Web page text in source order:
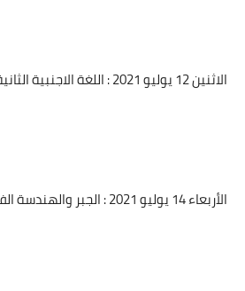
الاثنين 12 يوليو 2021 : اللغة الاجنبية الثانية
الأربعاء 14 يوليو 2021 : الجبر والهندسة الفراغية (من 10 لـ 12 ظهرا)